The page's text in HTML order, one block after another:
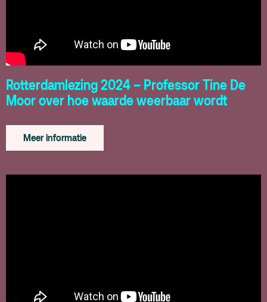
Rotterdamlezing 2024 – Professor Tine De
Moor over hoe waarde weerbaar wordt
Meer informatie